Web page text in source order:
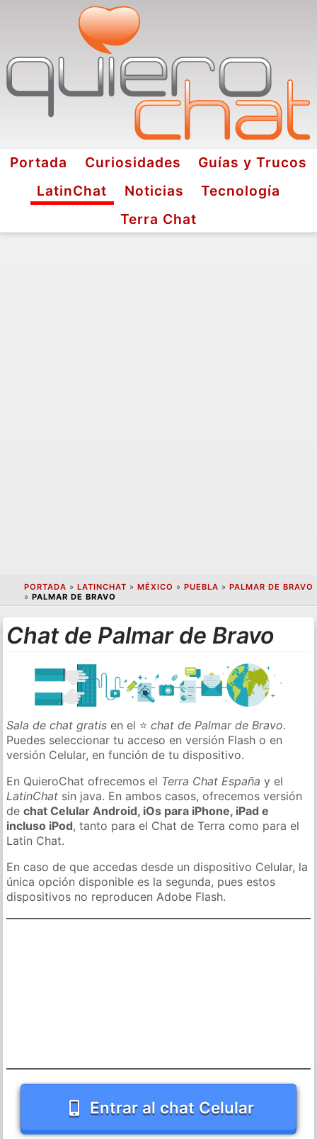
Portada Curiosidades
Guías y Trucos
LatinChat
Noticias
Tecnología
Terra Chat
PORTADA » LATINCHAT » MÉXICO » PUEBLA » PALMAR DE BRAVO
» PALMAR DE BRAVO
Chat de Palmar de Bravo
Sala de chat gratis en el ⭐chat de Palmar de Bravo.
Puedes seleccionar tu acceso en versión Flash o en
versión Celular, en función de tu dispositivo.
En QuieroChat ofrecemos el Terra Chat España y el
LatinChat sin java. En ambos casos, ofrecemos versión
dechat Celular Android, iOs para iPhone, iPad e
incluso iPod, tanto para el Chat de Terra como para el
Latin Chat.
En caso de que accedas desde un dispositivo Celular, la
única opción disponible es la segunda, pues estos
dispositivos no reproducen Adobe Flash.
Entrar al chat Celular